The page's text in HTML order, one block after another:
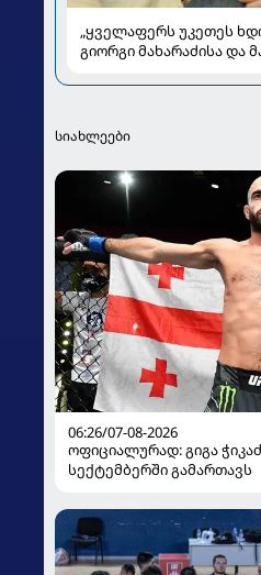
„ყველაფერს უკეთეს
გიორგი მახარაძისა და
სიახლეები
06:26/07-08-2026
ოფიციალურად: გიგა
სექტემბერში გამართავს